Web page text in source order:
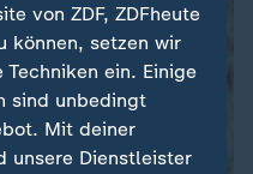
von ZDF, ZDFheute
können, setzen wir
ein. Einige
sind unbedingt
Mit deiner
unsere Dienstleister